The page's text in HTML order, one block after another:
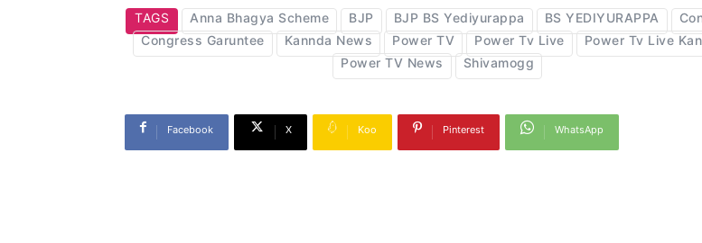
TAGS Anna Bhagya Scheme BJP BJP BS Yediyurappa BS YEDIYURAPPA
Congress Garuntee
Kannda News Power TV Power Tv Live
Power Tv Live
Power TV News
Shivamogg
Facebook X Koo Pinterest WhatsApp